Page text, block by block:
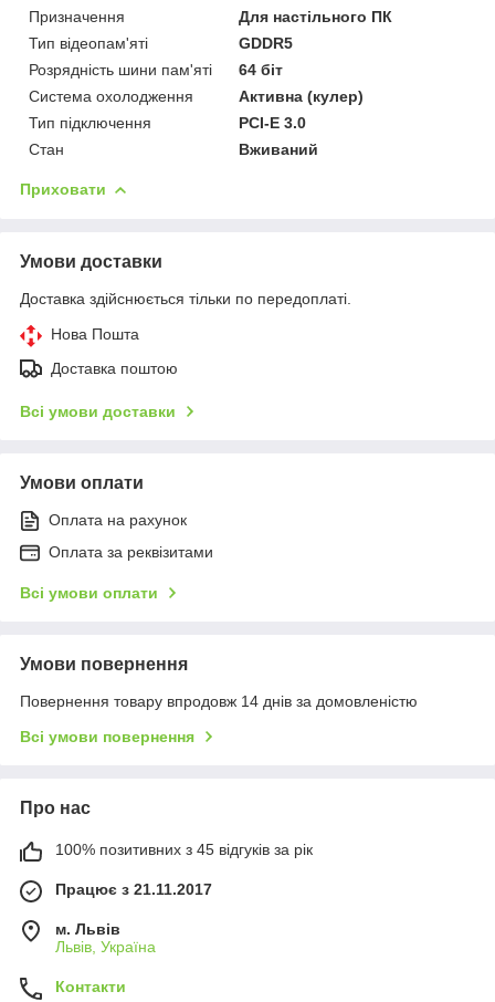
Призначення
Для настільного ПК
Тип відеопам'яті
GDDR5
Розрядність шини пам'яті
64 біт
Система охолодження
Активна (кулер)
Тип підключення
PCI-E 3.0
Стан
Вживаний
Приховати
Умови доставки
Доставка здійснюється тільки по передоплаті.
Нова Пошта
Доставка поштою
Всі умови доставки
Умови оплати
Оплата на рахунок
Оплата за реквізитами
Всі умови оплати
Умови повернення
Повернення товару впродовж 14 днів за домовленістю
Всі умови повернення
Про нас
100% позитивних з 45 відгуків за рік
Працює з 21.11.2017
м. Львів
Львів, Україна
Контакти